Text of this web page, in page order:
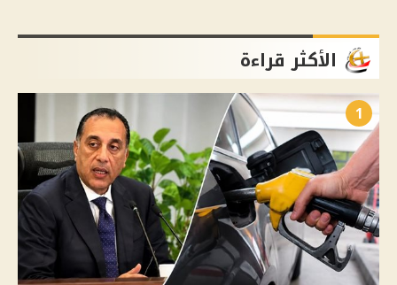
الأكثر قراءة
1